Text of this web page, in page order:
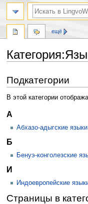
к
навигации
к
поиску
Подкатегории
В этой категории
А
Абхазо-адыгские языки
Б
Бенуэ-конголезские
И
Индоевропейские
Страницы в
ещё